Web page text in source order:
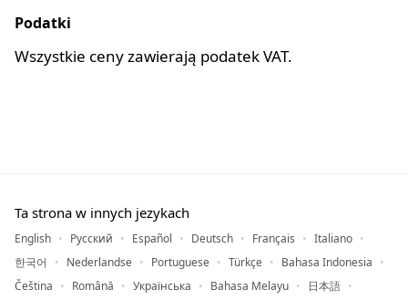
Podatki
Wszystkie ceny zawierają podatek VAT.
Ta strona w innych jezykach
English Русский Español Deutsch Français
Italiano
한국어
Nederlandse Portuguese Türkçe
Bahasa Indonesia
Čeština
Română Українська Bahasa Melayu
日本語